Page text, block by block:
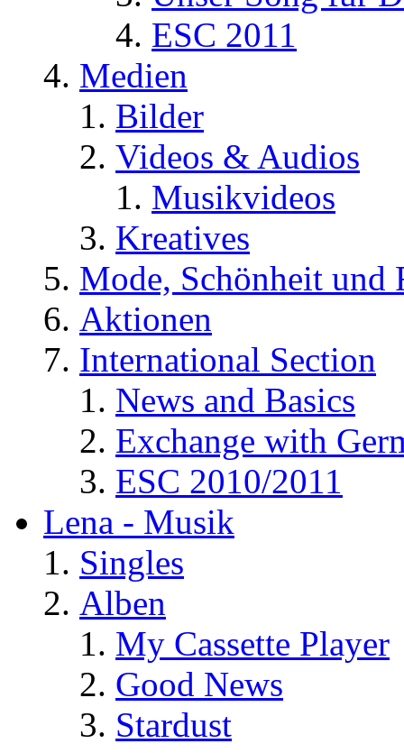
ESC 2011
Medien
Bilder
Videos & Audios
Musikvideos
Kreatives
Mode, Schönheit und
Aktionen
International Section
News and Basics
Exchange with
ESC 2010/2011
Lena - Musik
Singles
Alben
My Cassette Player
Good News
Stardust